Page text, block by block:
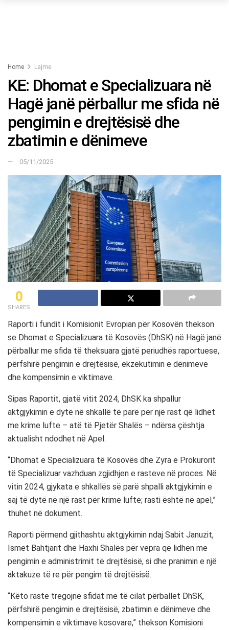
Home Lajme
KE: Dhomat e Specializuara në
Hagë janë përballur me sfida në
pengimin e drejtësisë dhe
zbatimin e dënimeve
05/11/2025
0
SHARES
Raporti i fundit i Komisionit Evropian për Kosovën thekson
se Dhomat e Specializuara të Kosovës (DhSK) në Hagë janë
përballur me sfida të theksuara gjatë periudhës raportuese,
përfshirë pengimin e drejtësisë, ekzekutimin e dënimeve
dhe kompensimin e viktimave.
Sipas Raportit, gjatë vitit 2024, DhSK ka shpallur
aktgjykimin e dytë në shkallë të parë për një rast që lidhet
me krime lufte – atë të Pjetër Shalës – ndërsa çështja
aktualisht ndodhet në Apel.
“Dhomat e Specializuara të Kosovës dhe Zyra e Prokurorit
të Specializuar vazhduan zgjidhjen e rasteve në proces. Në
vitin 2024, gjykata e shkallës së parë shpalli aktgjykimin e
saj të dytë në një rast për krime lufte; rasti është në apel,”
thuhet në dokument.
Raporti përmend gjithashtu aktgjykimin ndaj Sabit Januzit,
Ismet Bahtjarit dhe Haxhi Shalës për vepra që lidhen me
pengimin e administrimit të drejtësisë, si dhe pranimin e një
aktakuze të re për pengim të drejtësisë.
“Këto raste tregojnë sfidat me të cilat përballet DhSK,
përfshirë pengimin e drejtësisë, zbatimin e dënimeve dhe
kompensimin e viktimave kosovare,” thekson Komisioni